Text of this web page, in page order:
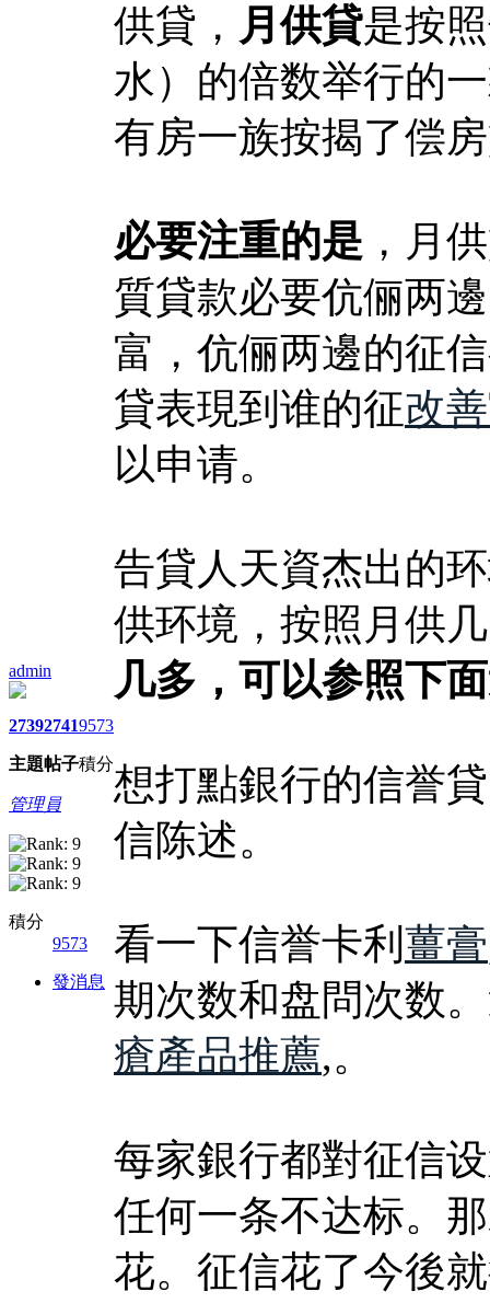
admin
2739
主題
2741
帖子
9573
積分
管理員
積分
9573
發消息
供貸， 月供貸是按
水）的倍数举行的
有房一族按揭了偿
必要注重的是 ，月
質貸款必要伉俪两
富，伉俪两邊的征
貸表現到谁的征改
以申请。
告貸人天資杰出的
供环境，按照月供
几多，可以参照下
想打點銀行的信誉
信陈述。
看一下信誉卡利 薑膏
期次数和盘問次数
瘡產品推薦,。
每家銀行都對征信
任何一条不达标。
花。征信花了今後